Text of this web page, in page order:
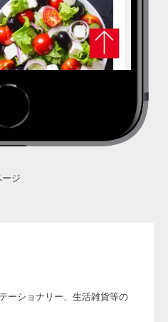
ジ
ショナリー、生活雑貨等の